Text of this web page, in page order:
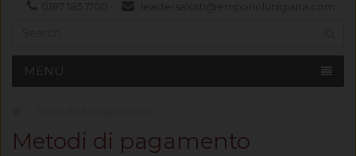
MENU
Metodi di pagamento